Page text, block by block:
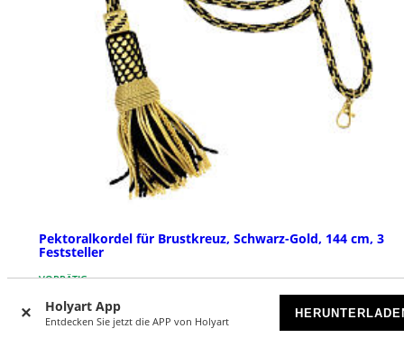
Holyart App
Entdecken Sie jetzt die APP von Holyart
Pektoralkordel für Brustkreuz, Schwarz-Gold, 144 cm, 3
Feststeller
VORRÄTIG
€ 49,90